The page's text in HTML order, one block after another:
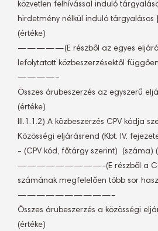
közvetlen felhívással induló
hirdetmény nélkül induló tárgyalásos
(értéke)
—————(E részből az egyes
lefolytatott közbeszerzésektől
————–
Összes árubeszerzés az egyszerű
(értéke)
III.1.1.2) A közbeszerzés CPV kódja
Közösségi eljárásrend (Kbt. IV.
- (CPV kód, főtárgy szerint) 
—————————-(E részből a
számának megfelelően több sor
——————————-
Összes árubeszerzés a közösségi
(értéke)